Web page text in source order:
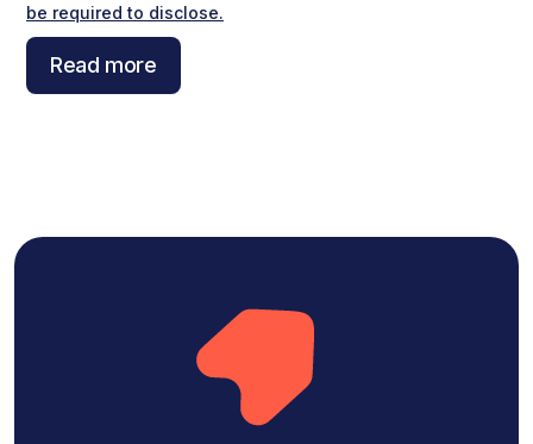
be required to disclose.
Read more